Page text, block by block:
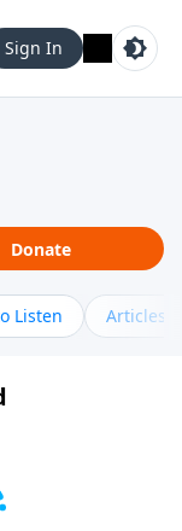
Sign In
Donate
Listen Articles